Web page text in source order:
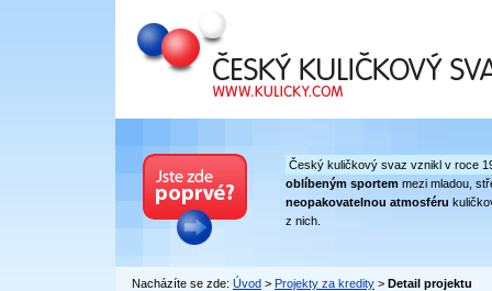
Český kuličkový svaz
Český kuličkový svaz vznikl v roce
oblíbeným sportem mezi mladou,
neopakovatelnou atmosféru
z nich.
Nacházíte se zde: Úvod > Projekty za kredity > Detail projektu